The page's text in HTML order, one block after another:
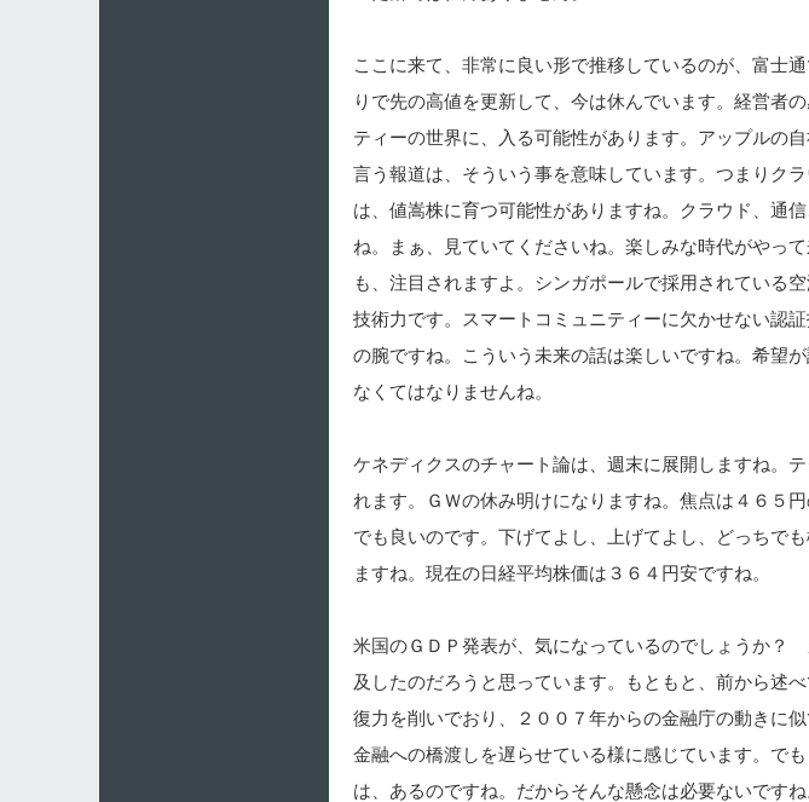
ここに来て、非常に良い形で推移しているのが、富士
りで先の高値を更新して、今は休んでいます。経営者
ティーの世界に、入る可能性があります。アップルの
言う報道は、そういう事を意味しています。つまりク
は、値嵩株に育つ可能性がありますね。クラウド、通
ね。まぁ、見ていてくださいね。楽しみな時代がやっ
も、注目されますよ。シンガポールで採用されている
技術力です。スマートコミュニティーに欠かせない認
の腕ですね。こういう未来の話は楽しいですね。希望
なくてはなりませんね。
ケネディクスのチャート論は、週末に展開しますね。
れます。ＧＷの休み明けになりますね。焦点は４６５
でも良いのです。下げてよし、上げてよし、どっちで
ますね。現在の日経平均株価は３６４円安ですね。
米国のＧＤＰ発表が、気になっているのでしょうか？
及したのだろうと思っています。もともと、前から述
復力を削いでおり、２００７年からの金融庁の動きに
金融への橋渡しを遅らせている様に感じています。で
は、あるのですね。だからそんな懸念は必要ないです